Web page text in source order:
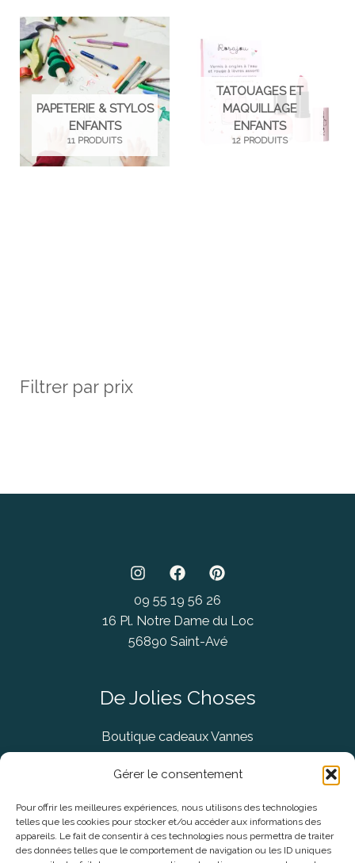
Gérer le consentement
Pour offrir les meilleures expériences, nous utilisons des technologies
telles que les cookies pour stocker et/ou accéder aux informations des
appareils. Le fait de consentir à ces technologies nous permettra de traiter
des données telles que le comportement de navigation ou les ID uniques
Filtrer par prix
PAPETERIE & STYLOS
ENFANTS
11 PRODUITS
TATOUAGES ET
MAQUILLAGE
ENFANTS
12 PRODUITS
09 55 19 56 26
16 Pl. Notre Dame du Loc
56890 Saint-Avé
De Jolies Choses
Boutique cadeaux Vannes
Concept Store Vannes
Informations légales